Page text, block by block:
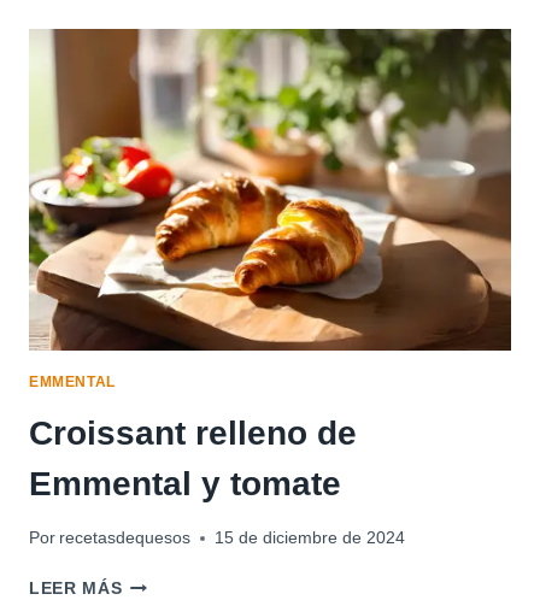
ANACARDOS
FERMENTADO
(ESTILO
BRIE)
EMMENTAL
Croissant relleno de
Emmental y tomate
Por recetasdequesos 15 de diciembre de 2024
LEER MÁSCROISSANT